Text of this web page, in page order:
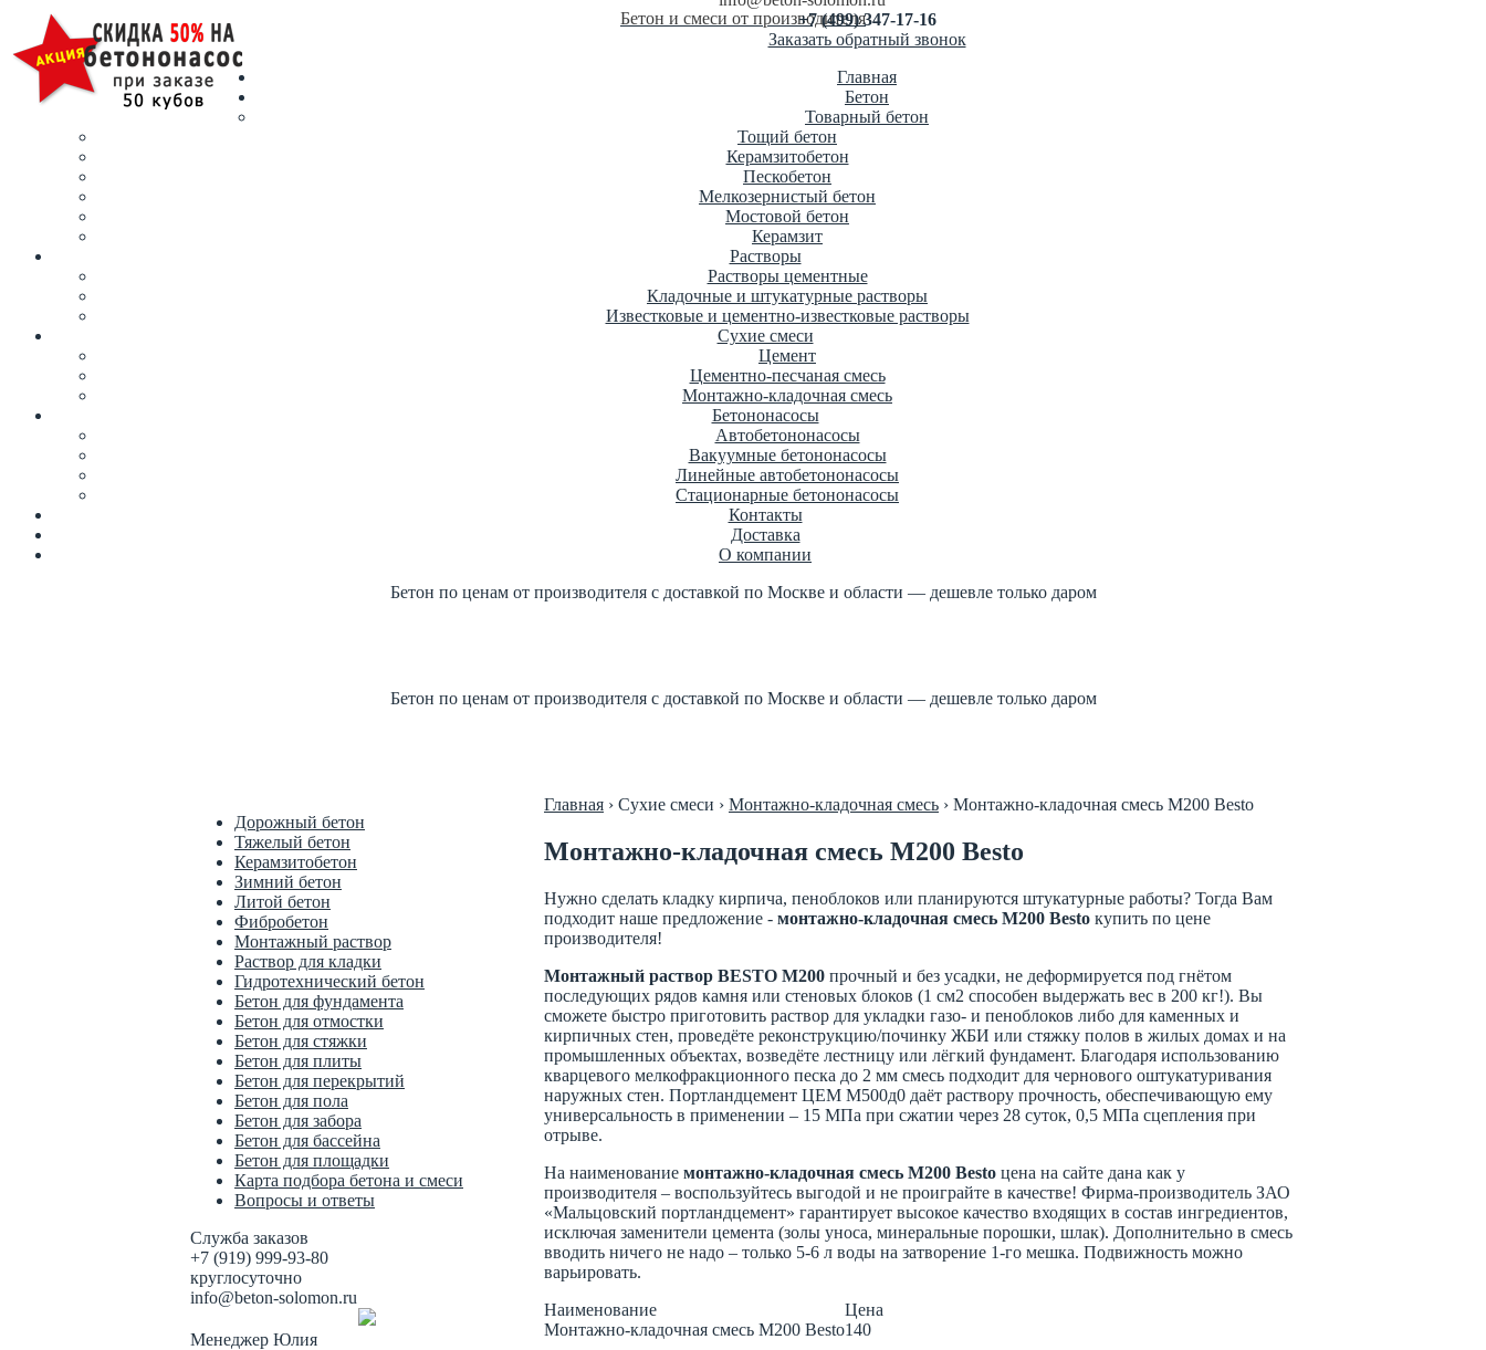
Бетон и смеси от производителя+7 (499) 347-17-16
Заказать обратный звонок
Главная
Бетон
Товарный бетон
Тощий бетон
Керамзитобетон
Пескобетон
Мелкозернистый бетон
Мостовой бетон
Керамзит
Растворы
Растворы цементные
Кладочные и штукатурные растворы
Известковые и цементно-известковые растворы
Сухие смеси
Цемент
Цементно-песчаная смесь
Монтажно-кладочная смесь
Бетононасосы
Автобетононасосы
Вакуумные бетононасосы
Линейные автобетононасосы
Стационарные бетононасосы
Контакты
Доставка
О компании
Бетон по ценам от производителя с доставкой по Москве и области — дешевле только даром
Бетон по ценам от производителя с доставкой по Москве и области — дешевле только даром
Дорожный бетон
Тяжелый бетон
Керамзитобетон
Зимний бетон
Литой бетон
Фибробетон
Монтажный раствор
Раствор для кладки
Гидротехнический бетон
Бетон для фундамента
Бетон для отмостки
Бетон для стяжки
Бетон для плиты
Бетон для перекрытий
Бетон для пола
Бетон для забора
Бетон для бассейна
Бетон для площадки
Карта подбора бетона и смеси
Вопросы и ответы
Служба заказов
+7 (919) 999-93-80
круглосуточно
info@beton-solomon.ru
Менеджер Юлия
Главная › Сухие смеси › Монтажно-кладочная смесь › Монтажно-кладочная смесь М200 Besto
Монтажно-кладочная смесь М200 Besto
Нужно сделать кладку кирпича, пеноблоков или планируются штукатурные работы? Тогда Вам
подходит наше предложение - монтажно-кладочная смесь М200 Besto купить по цене
производителя!
Монтажный раствор BESTO М200 прочный и без усадки, не деформируется под гнётом
последующих рядов камня или стеновых блоков (1 см2 способен выдержать вес в 200 кг!). Вы
сможете быстро приготовить раствор для укладки газо- и пеноблоков либо для каменных и
кирпичных стен, проведёте реконструкцию/починку ЖБИ или стяжку полов в жилых домах и на
промышленных объектах, возведёте лестницу или лёгкий фундамент. Благодаря использованию
кварцевого мелкофракционного песка до 2 мм смесь подходит для чернового оштукатуривания
наружных стен. Портландцемент ЦЕМ М500д0 даёт раствору прочность, обеспечивающую ему
универсальность в применении – 15 МПа при сжатии через 28 суток, 0,5 МПа сцепления при
отрыве.
На наименование монтажно-кладочная смесь М200 Besto цена на сайте дана как у
производителя – воспользуйтесь выгодой и не проиграйте в качестве! Фирма-производитель ЗАО
«Мальцовский портландцемент» гарантирует высокое качество входящих в состав ингредиентов,
исключая заменители цемента (золы уноса, минеральные порошки, шлак). Дополнительно в смесь
вводить ничего не надо – только 5-6 л воды на затворение 1-го мешка. Подвижность можно
варьировать.
Наименование
Цена
Монтажно-кладочная смесь М200 Besto140